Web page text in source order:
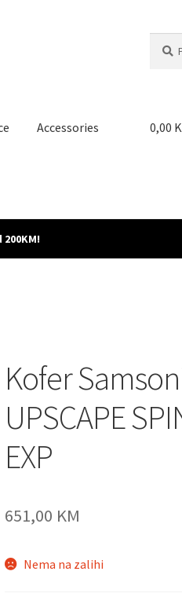
Accessories 0,00
Kofer
UPSCAPE
EXP
651,00 KM
Nema na zalihi